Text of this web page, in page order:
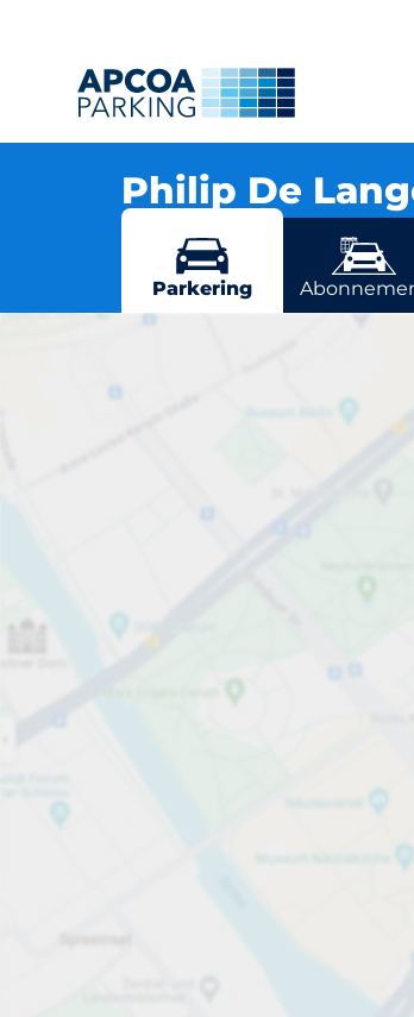
Philip De
Philip De Langes Allé 3, 1435
Flere
Parkering
Åben nu
fra 20,00 kr.